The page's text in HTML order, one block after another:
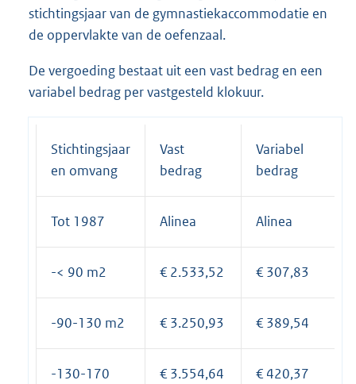
stichtingsjaar van de gymnastiekaccommodatie en
de oppervlakte van de oefenzaal.
De vergoeding bestaat uit een vast bedrag en een
variabel bedrag per vastgesteld klokuur.
Stichtingsjaar
en omvang
Vast
bedrag
Variabel
bedrag
Tot 1987 Alinea Alinea
-< 90 m2 € 2.533,52 € 307,83
-90-130 m2 € 3.250,93 € 389,54
-130-170
€ 3.554,64 € 420,37